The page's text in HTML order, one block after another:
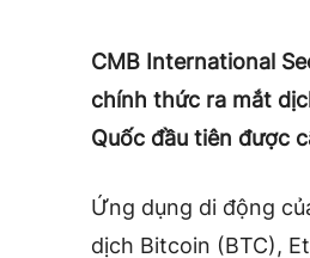
CMB International
chính thức ra mắt
Quốc đầu tiên được
Ứng dụng di động
dịch Bitcoin (BTC),